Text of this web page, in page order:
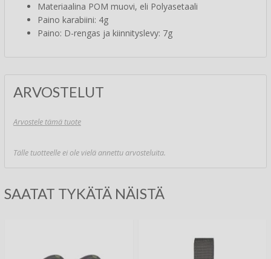
Materiaalina POM muovi, eli Polyasetaali
Paino karabiini: 4g
Paino: D-rengas ja kiinnityslevy: 7g
ARVOSTELUT
Arvostele tämä tuote
Tälle tuotteelle ei ole vielä annettu arvosteluita.
SAATAT TYKÄTÄ NÄISTÄ